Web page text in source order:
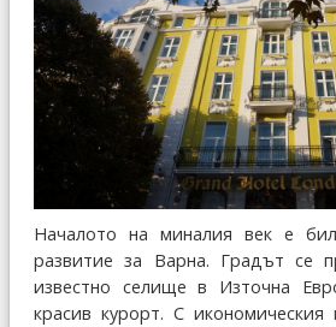
Началото на миналия век е
развитие за Варна. Градът се
известно селище в Източна
красив курорт. С икономическия